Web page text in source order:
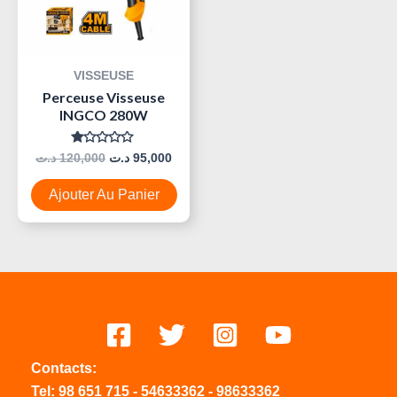
VISSEUSE
Perceuse Visseuse
INGCO 280W
Note
0
Sur
5
120,000 د.ت 95,000 د.ت
Ajouter Au Panier
Contacts:
Tel: 98 651 715 - 54633362 - 98633362